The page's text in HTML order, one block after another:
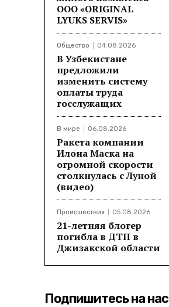
ООО «ORIGINAL
LYUKS SERVIS»
Общество 04.08.2026
В Узбекистане
предложили
изменить систему
оплаты труда
госслужащих
В мире 06.08.2026
Ракета компании
Илона Маска на
огромной скорости
столкнулась с Луной
(видео)
Происшествия 05.08.2026
21-летняя блогер
погибла в ДТП в
Джизакской области
Подпишитесь на нас